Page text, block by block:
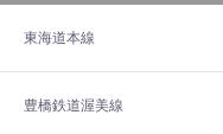
東海道本線
豊橋鉄道渥美線